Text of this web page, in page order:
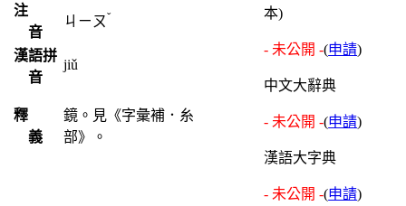
注
音
ㄐㄧㄡˇ
漢語拼
音
jiǔ
釋
義
鏡。見《字彙補．糸
部》。
本)
- 未公開 -(申請)
中文大辭典
- 未公開 -(申請)
漢語大字典
- 未公開 -(申請)